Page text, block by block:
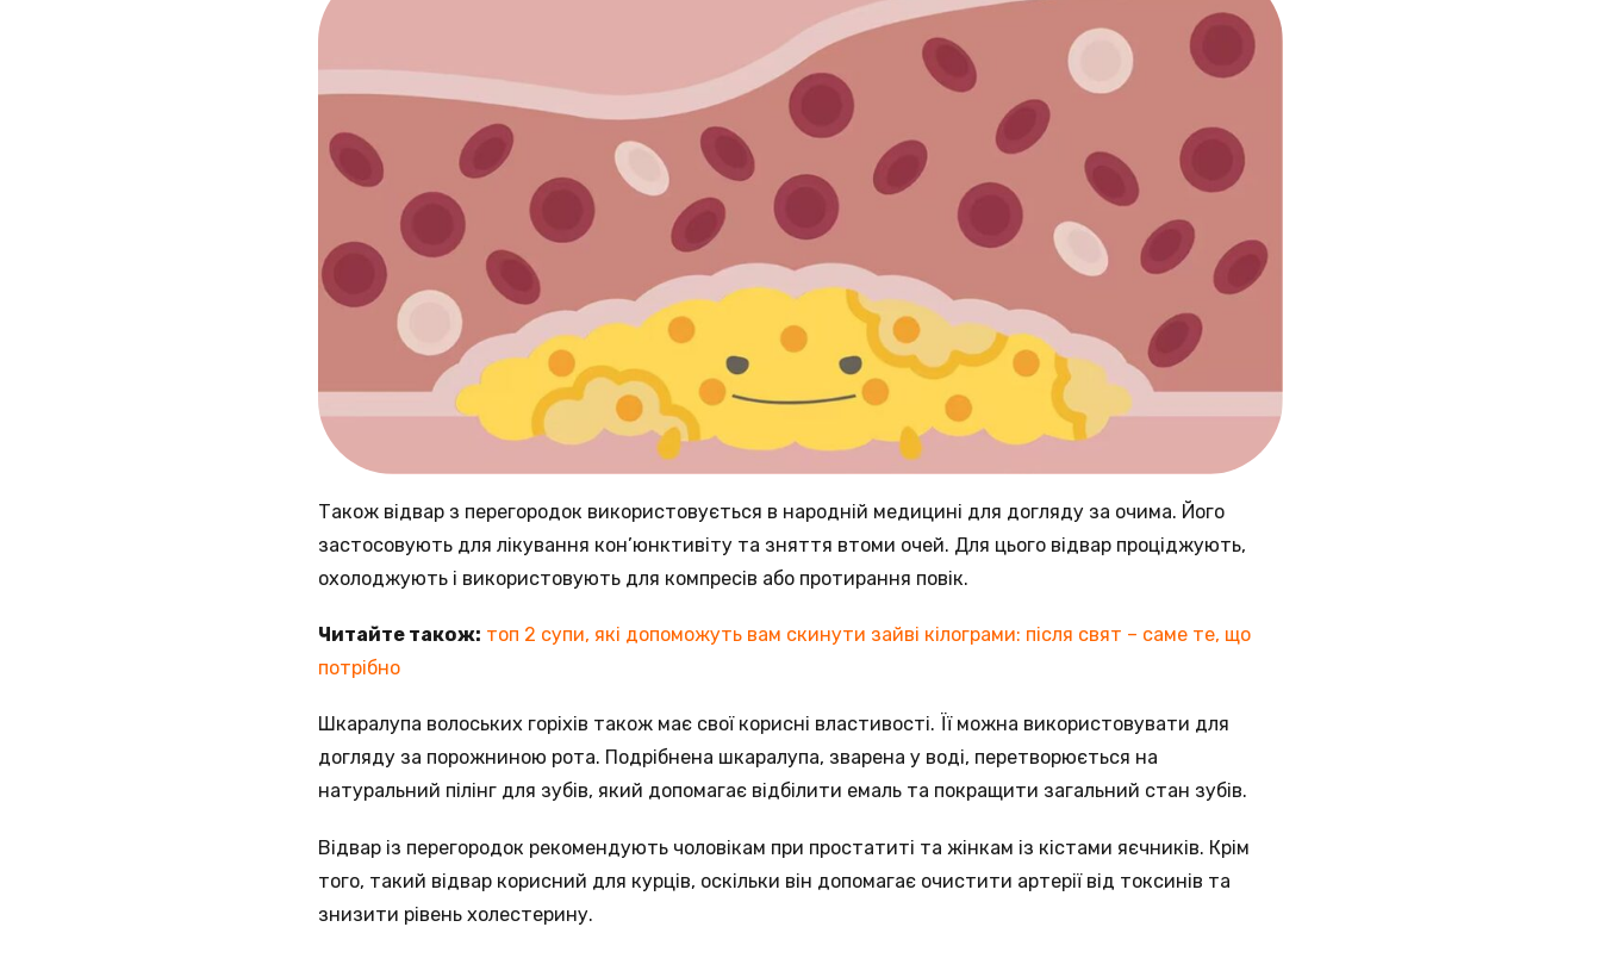
Також відвар з перегородок використовується в народній медицині для догляду за очима. Його
застосовують для лікування кон’юнктивіту та зняття втоми очей. Для цього відвар проціджують,
охолоджують і використовують для компресів або протирання повік.
Читайте також: топ 2 супи, які допоможуть вам скинути зайві кілограми: після свят – саме те, що
потрібно
Шкаралупа волоських горіхів також має свої корисні властивості. Її можна використовувати для
догляду за порожниною рота. Подрібнена шкаралупа, зварена у воді, перетворюється на
натуральний пілінг для зубів, який допомагає відбілити емаль та покращити загальний стан зубів.
Відвар із перегородок рекомендують чоловікам при простатиті та жінкам із кістами яєчників. Крім
того, такий відвар корисний для курців, оскільки він допомагає очистити артерії від токсинів та
знизити рівень холестерину.